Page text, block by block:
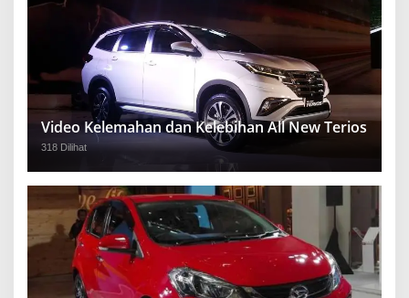
Video Kelemahan dan Kelebihan All New Terios
318 Dilihat